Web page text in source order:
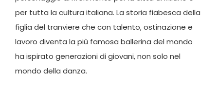
per tutta la cultura italiana. La storia fiabesca della
figlia del tranviere che con talento, ostinazione e
lavoro diventa la più famosa ballerina del mondo
ha ispirato generazioni di giovani, non solo nel
mondo della danza.